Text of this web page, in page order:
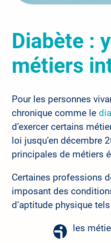
Diabète :
métiers
Pour les personnes
chronique comme le
d’exercer certains
loi jusqu’en décembre
principales de métiers
Certaines professions
imposant des
d’aptitude physique
les